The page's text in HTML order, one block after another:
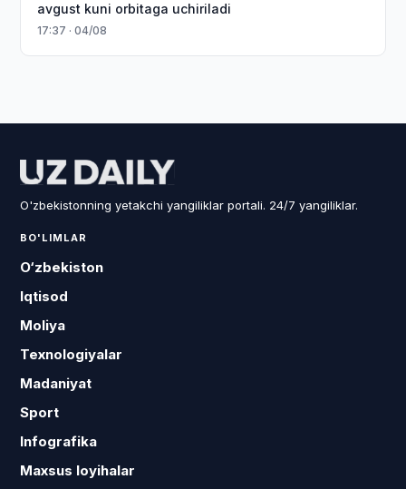
avgust kuni orbitaga uchiriladi
17:37 · 04/08
O'zbekistonning yetakchi yangiliklar portali. 24/7 yangiliklar.
BO'LIMLAR
O‘zbekiston
Iqtisod
Moliya
Texnologiyalar
Madaniyat
Sport
Infografika
Maxsus loyihalar